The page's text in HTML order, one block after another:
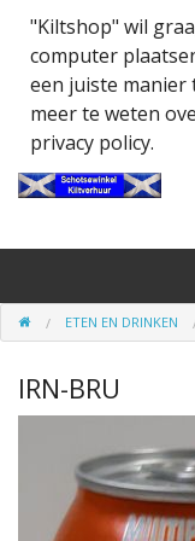
"Kiltshop" wil
computer
een juiste manier
meer te weten
privacy policy.
Accessoires
Doedelzakspeler
Kilt - Kleding
ETEN EN DRINKEN
IRN-BRU